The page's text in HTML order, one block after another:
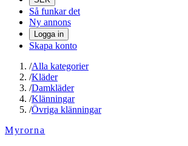
Så funkar det
Ny annons
Logga in
Skapa konto
/Alla kategorier
/Kläder
/Damkläder
/Klänningar
/Övriga klänningar
Myrorna